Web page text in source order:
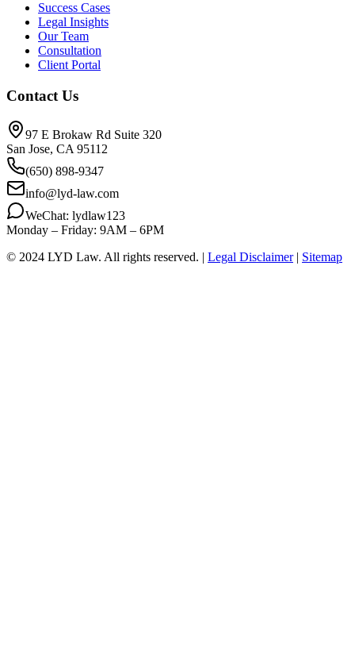
Success Cases
Legal Insights
Our Team
Consultation
Client Portal
Contact Us
97 E Brokaw Rd Suite 320
San Jose, CA 95112
(650) 898-9347
info@lyd-law.com
WeChat: lydlaw123
Monday – Friday: 9AM – 6PM
© 2024 LYD Law. All rights reserved. | Legal Disclaimer | Sitemap